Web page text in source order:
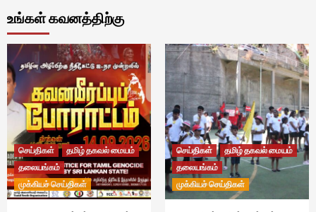
உங்கள் கவனத்திற்கு
செய்திகள்
தமிழ் தகவல் மையம்
தலையங்கம்
முக்கியச் செய்திகள்
செய்திகள்
தமிழ் தகவல் மையம்
தலையங்கம்
முக்கியச் செய்திகள்